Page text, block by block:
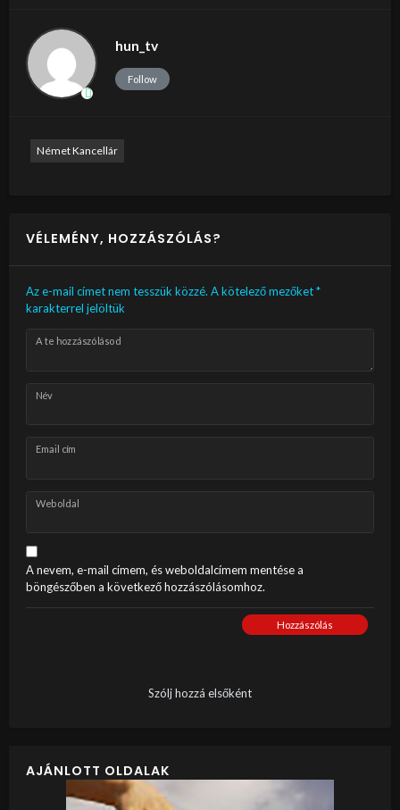
hun_tv
Follow
Német Kancellár
VÉLEMÉNY, HOZZÁSZÓLÁS?
Az e-mail címet nem tesszük közzé. A kötelező mezőket*
karakterrel jelöltük
A te hozzászólásod
Név
Email cím
Weboldal
A nevem, e-mail címem, és weboldalcímem mentése a
böngészőben a következő hozzászólásomhoz.
Hozzászólás
Szólj hozzá elsőként
AJÁNLOTT OLDALAK